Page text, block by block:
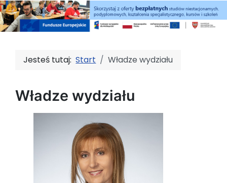
Jesteś tutaj:Start Władze wydziału
Władze wydziału